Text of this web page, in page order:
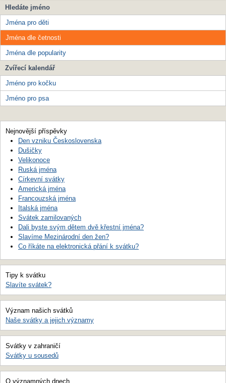
Hledáte jméno
Jména pro děti
Jména dle četnosti
Jména dle popularity
Zvířecí kalendář
Jméno pro kočku
Jméno pro psa
Nejnovější příspěvky
Den vzniku Československa
Dušičky
Velikonoce
Ruská jména
Církevní svátky
Americká jména
Francouzská jména
Italská jména
Svátek zamilovaných
Dali byste svým dětem dvě křestní jména?
Slavíme Mezinárodní den žen?
Co říkáte na elektronická přání k svátku?
Tipy k svátku
Slavíte svátek?
Význam našich svátků
Naše svátky a jejich významy
Svátky v zahraničí
Svátky u sousedů
O významných dnech